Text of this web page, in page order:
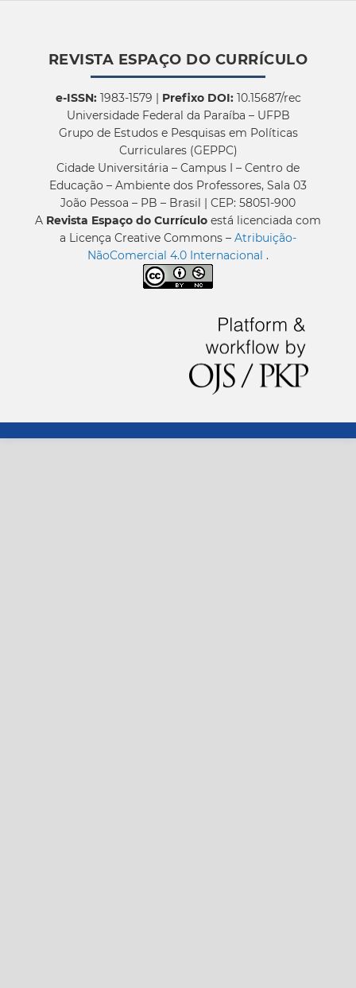
REVISTA ESPAÇO DO CURRÍCULO
e-ISSN:1983-1579 | Prefixo DOI:10.15687/rec
Universidade Federal da Paraíba – UFPB
Grupo de Estudos e Pesquisas em Políticas
Curriculares (GEPPC)
Cidade Universitária – Campus I – Centro de
Educação – Ambiente dos Professores, Sala 03
João Pessoa – PB – Brasil | CEP: 58051-900
A Revista Espaço do Currículo está licenciada com
a Licença Creative Commons – Atribuição-
NãoComercial 4.0 Internacional .